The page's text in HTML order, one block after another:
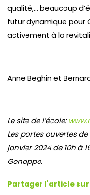
qualité,… beaucoup
futur dynamique pour
activement à la
Anne Beghin et
Le site de l’école:
Les portes ouvertes
janvier 2024 de 10h à
Genappe.